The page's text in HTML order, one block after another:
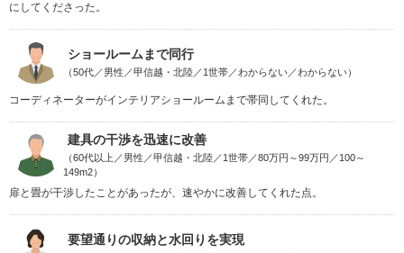
にしてくださった。
ショールームまで同行
（50代／男性／甲信越・北陸／1世帯／わからない／わからない）
コーディネーターがインテリアショールームまで帯同してくれた。
建具の干渉を迅速に改善
（60代以上／男性／甲信越・北陸／1世帯／80万円～99万円／100～
149m2）
扉と畳が干渉したことがあったが、速やかに改善してくれた点。
要望通りの収納と水回りを実現